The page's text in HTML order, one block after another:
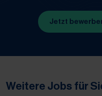
Jetzt
(Öffnet in
Weitere Jobs für